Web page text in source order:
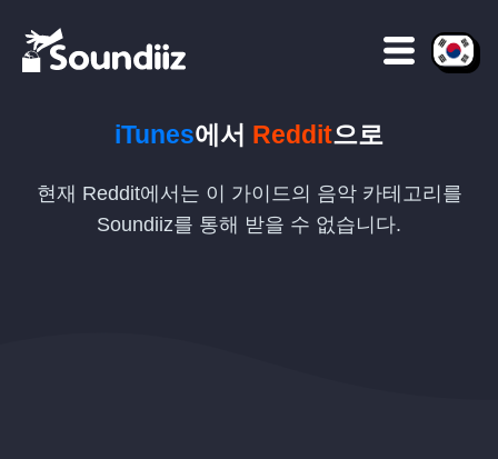
iTunes에서 Reddit으로
현재 Reddit에서는 이 가이드의 음악 카테고리를
Soundiiz를 통해 받을 수 없습니다.